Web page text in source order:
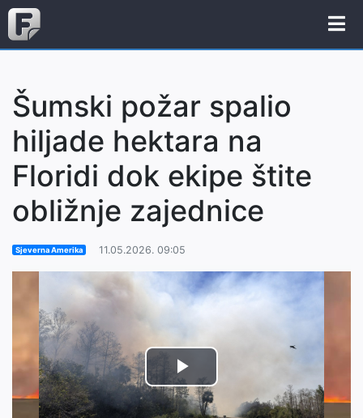
Šumski požar spalio
hiljade hektara na
Floridi dok ekipe štite
obližnje zajednice
Sjeverna Amerika 11.05.2026. 09:05
Play